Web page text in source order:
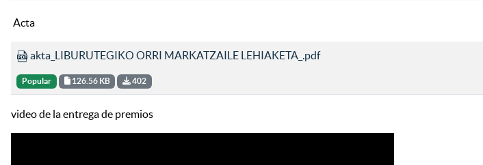
Acta
akta_LIBURUTEGIKO ORRI MARKATZAILE LEHIAKETA_.pdf
Popular 126.56 KB 402
video de la entrega de premios